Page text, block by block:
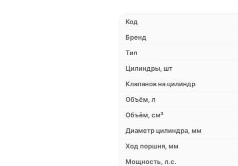
Код
Бренд
Тип
Цилиндры, шт
Клапанов на цилиндр
Объём, л
Объём, см³
Диаметр цилиндра, мм
Ход поршня, мм
Мощность, л.с.